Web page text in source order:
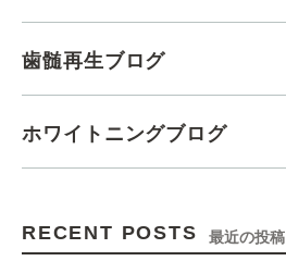
歯髄再生ブログ
ホワイトニングブログ
RECENT POSTS 最近の投稿